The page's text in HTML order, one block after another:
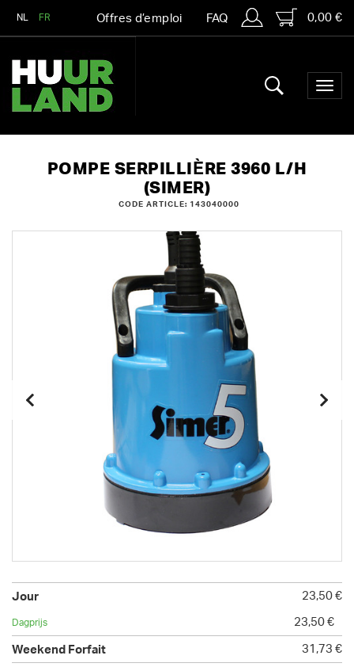
NL FR Offres d’emploi FAQ 0,00 €
POMPE SERPILLIÈRE 3960 L/H
(SIMER)
CODE ARTICLE: 143040000
23,50 €
23,50 €
31,73 €